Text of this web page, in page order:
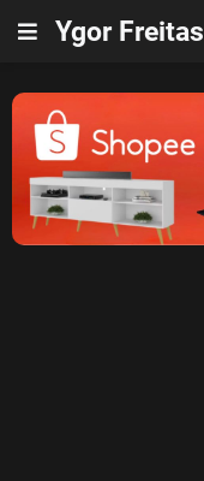
Ygor Freitas